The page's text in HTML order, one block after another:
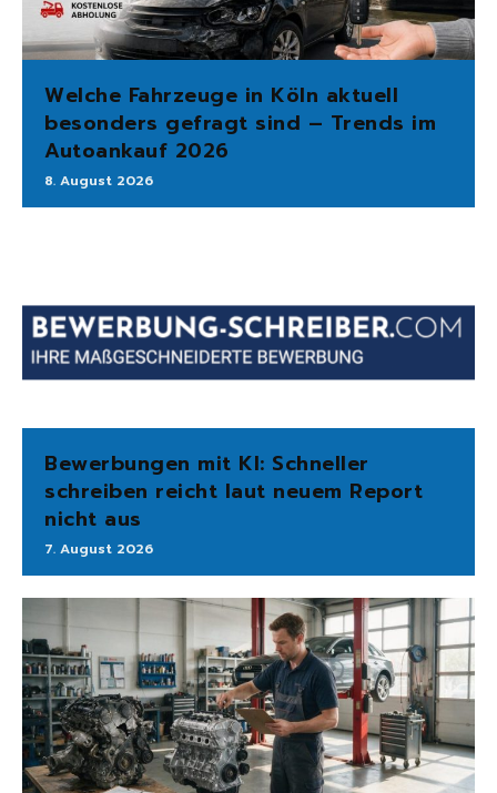
Welche Fahrzeuge in Köln aktuell
besonders gefragt sind – Trends im
Autoankauf 2026
8. August 2026
Bewerbungen mit KI: Schneller
schreiben reicht laut neuem Report
nicht aus
7. August 2026